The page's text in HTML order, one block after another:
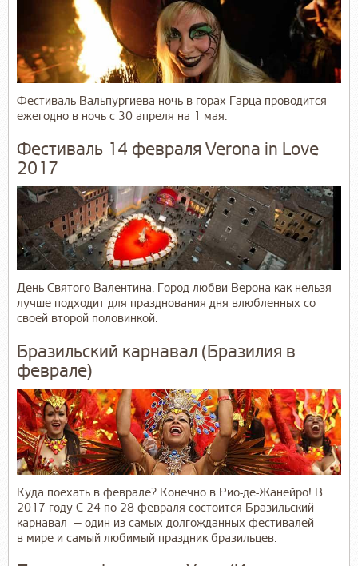
Фестиваль Вальпургиева ночь в горах Гарца проводится
ежегодно в ночь с 30 апреля на 1 мая.
Фестиваль 14 февраля Verona in Love
2017
День Святого Валентина. Город любви Верона как нельзя
лучше подходит для празднования дня влюбленных со
своей второй половинкой.
Бразильский карнавал (Бразилия в
феврале)
Куда поехать в феврале? Конечно в Рио-де-Жанейро! В
2017 году С 24 по 28 февраля состоится Бразильский
карнавал — один из самых долгожданных фестивалей
в мире и самый любимый праздник бразильцев.